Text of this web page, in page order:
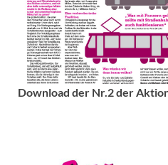
Download der Nr.2 der